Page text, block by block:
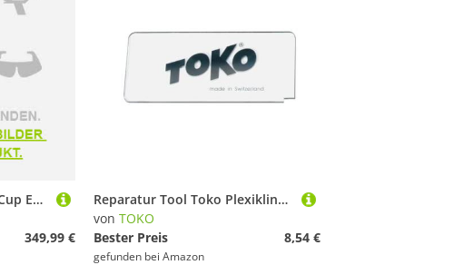
Toko Edge Tuner World Cup Eu 220 V Gelb
349,99 €
Reparatur Tool Toko Plexiklinge 3 mm Backshop
von TOKO
Bester Preis
8,54 €
gefunden bei Amazon